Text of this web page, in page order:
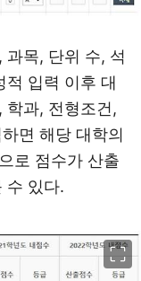
과목, 단위 수, 석
적 입력 이후 대
학과, 전형조건,
면 해당 대학의
로 점수가 산출
수 있다.